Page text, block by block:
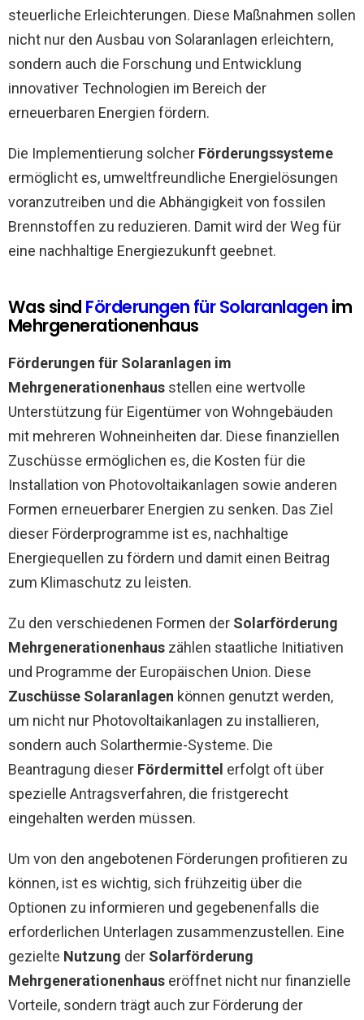
steuerliche Erleichterungen. Diese Maßnahmen sollen
nicht nur den Ausbau von Solaranlagen erleichtern,
sondern auch die Forschung und Entwicklung
innovativer Technologien im Bereich der
erneuerbaren Energien fördern.
Die Implementierung solcher Förderungssysteme
ermöglicht es, umweltfreundliche Energielösungen
voranzutreiben und die Abhängigkeit von fossilen
Brennstoffen zu reduzieren. Damit wird der Weg für
eine nachhaltige Energiezukunft geebnet.
Was sind Förderungen für Solaranlagen im
Mehrgenerationenhaus
Förderungen für Solaranlagen im
Mehrgenerationenhaus stellen eine wertvolle
Unterstützung für Eigentümer von Wohngebäuden
mit mehreren Wohneinheiten dar. Diese finanziellen
Zuschüsse ermöglichen es, die Kosten für die
Installation von Photovoltaikanlagen sowie anderen
Formen erneuerbarer Energien zu senken. Das Ziel
dieser Förderprogramme ist es, nachhaltige
Energiequellen zu fördern und damit einen Beitrag
zum Klimaschutz zu leisten.
Zu den verschiedenen Formen der Solarförderung
Mehrgenerationenhaus zählen staatliche Initiativen
und Programme der Europäischen Union. Diese
Zuschüsse Solaranlagen können genutzt werden,
um nicht nur Photovoltaikanlagen zu installieren,
sondern auch Solarthermie-Systeme. Die
Beantragung dieser Fördermittel erfolgt oft über
spezielle Antragsverfahren, die fristgerecht
eingehalten werden müssen.
Um von den angebotenen Förderungen profitieren zu
können, ist es wichtig, sich frühzeitig über die
Optionen zu informieren und gegebenenfalls die
erforderlichen Unterlagen zusammenzustellen. Eine
gezielte Nutzung der Solarförderung
Mehrgenerationenhaus eröffnet nicht nur finanzielle
Vorteile, sondern trägt auch zur Förderung der